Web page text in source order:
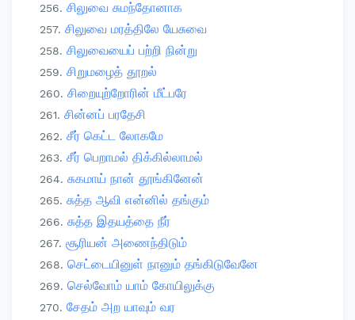
சிலுவை சுமந்தோனாக
சிலுவை மரத்திலே யேசுவை
சிலுவையைப் பற்றி நின்று
சிறுமழைத் தூறல்
சிறையுற்றோரின் மீட்பரே
சின்னப் பரதேசி
சீர் கெட்ட லோகமே
சீர் பெறாமல் திக்கில்லாமல்
சுகமாய் நான் தூங்கினேன்
சுத்த ஆவி என்னில் தங்கும்
சுத்த இதயத்தை நீர்
சூரியன் அணைந்திடும்
செட்டையினுள் நானும் தங்கிடுவேனே
செல்வோம் யாம் கோயிலுக்கு
சேதம் அற யாவும் வர